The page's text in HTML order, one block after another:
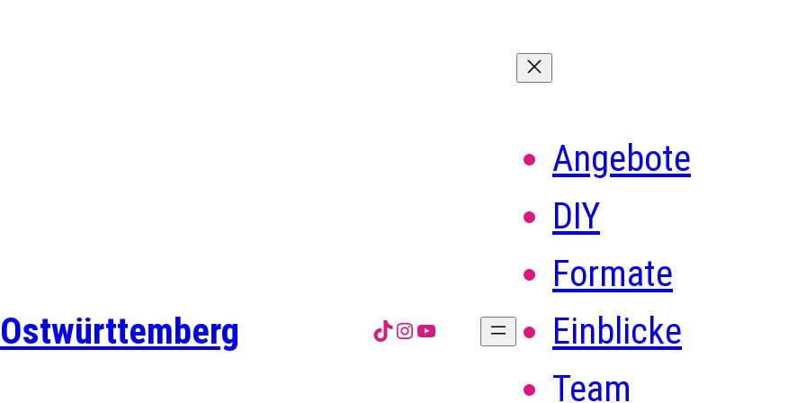
TikTok
Instagram
YouTube
Angebote
DIY
Formate
Einblicke
Team